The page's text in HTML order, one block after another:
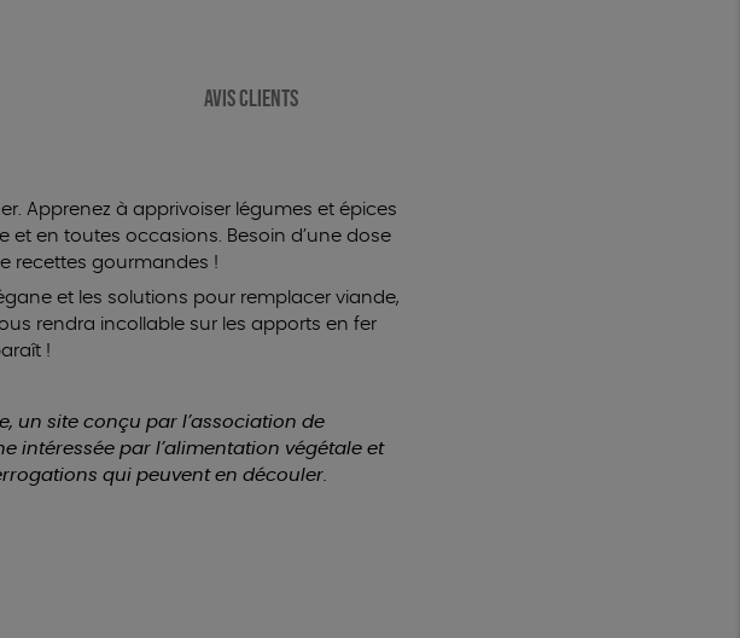
AVIS CLIENTS
Apprenez à apprivoiser légumes et épices
en toutes occasions. Besoin d’une dose
recettes gourmandes !
et les solutions pour remplacer viande,
rendra incollable sur les apports en fer
!
un site conçu par l’association de
intéressée par l’alimentation végétale et
qui peuvent en découler.